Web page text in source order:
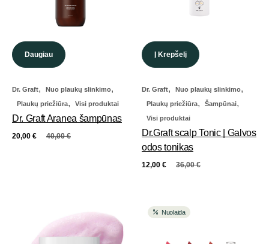
Daugiau
Dr. Graft, Nuo plaukų slinkimo,
Plaukų priežiūra, Visi produktai
Dr. Graft Aranea šampūnas
40,00€
20,00 €
Į Krepšelį
Dr. Graft, Nuo plaukų slinkimo,
Plaukų priežiūra, Šampūnai,
Visi produktai
Dr.Graft scalp Tonic | Galvos
odos tonikas
36,00€
12,00 €
Nuolaida